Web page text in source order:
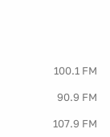
100.1 FM
90.9 FM
107.9 FM